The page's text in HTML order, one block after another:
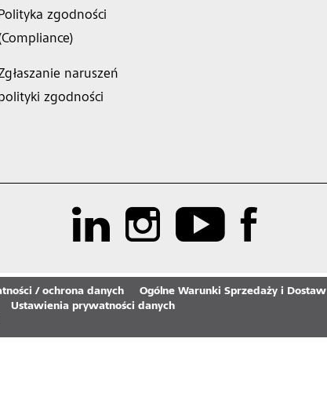
zgodności
naruszeń
zgodności
/ ochrona danych
Ogólne Warunki Sprzedaży i Dostaw
Ustawienia prywatności danych